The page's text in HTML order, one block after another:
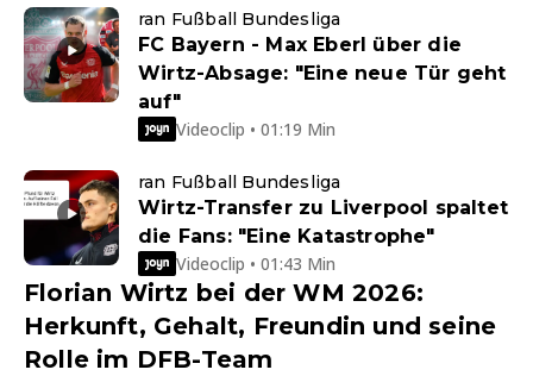
ran Fußball Bundesliga
FC Bayern - Max Eberl über die
Wirtz-Absage: "Eine neue Tür geht
auf"
Videoclip • 01:19 Min
ran Fußball Bundesliga
Wirtz-Transfer zu Liverpool spaltet
die Fans: "Eine Katastrophe"
Videoclip • 01:43 Min
Florian Wirtz bei der WM 2026:
Herkunft, Gehalt, Freundin und seine
Rolle im DFB-Team